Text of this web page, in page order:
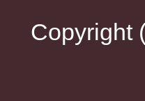
Copyright